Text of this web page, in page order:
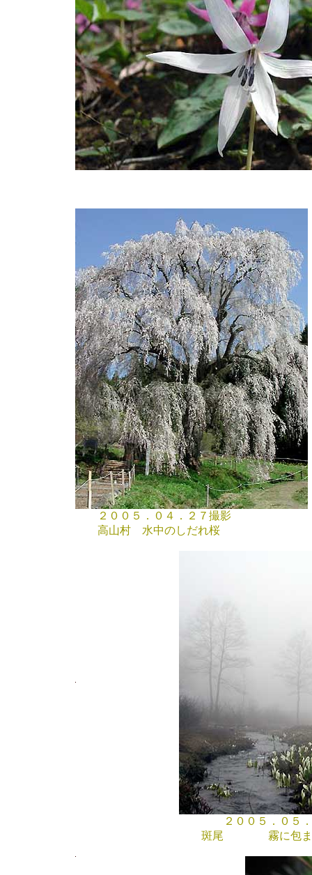
２００５．０４．２７撮影
高山村 水中のしだれ桜
２００５．０５．
斑尾 霧に包まれ